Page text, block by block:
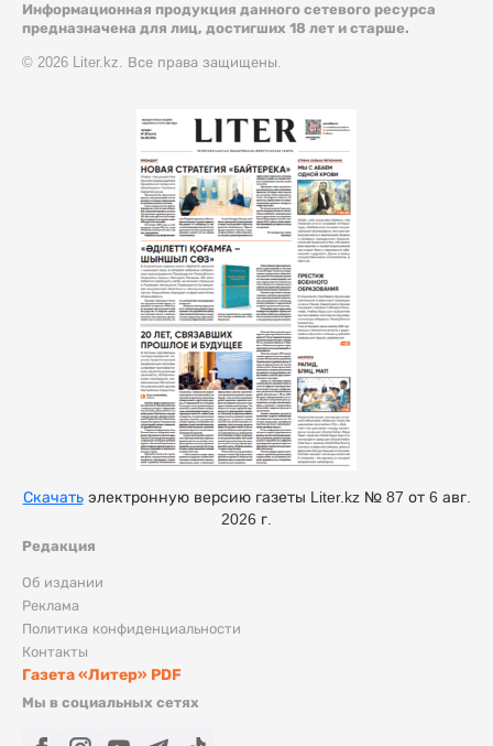
Информационная продукция данного сетевого ресурса
предназначена для лиц, достигших 18 лет и старше.
© 2026 Liter.kz. Все права защищены.
Редакция
Об издании
Реклама
Политика конфиденциальности
Контакты
Газета «Литер» PDF
Мы в социальных сетях
Скачатьэлектронную версию газеты Liter.kz № 87 от 6 авг.
2026 г.